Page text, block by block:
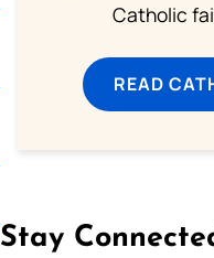
Catholic
READ
Stay